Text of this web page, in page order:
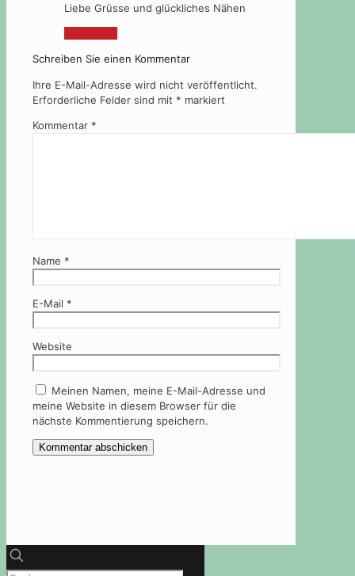
Liebe Grüsse und glückliches Nähen
Schreiben Sie einen Kommentar
Ihre E-Mail-Adresse wird nicht veröffentlicht.
Erforderliche Felder sind mit * markiert
Kommentar *
Name *
E-Mail *
Website
Meinen Namen, meine E-Mail-Adresse und
meine Website in diesem Browser für die
nächste Kommentierung speichern.